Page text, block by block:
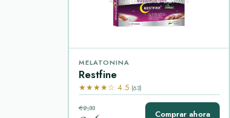
MELATONINA
Restfine
★★★★☆ 4.5 (63)
€2,33
Comprar ahora